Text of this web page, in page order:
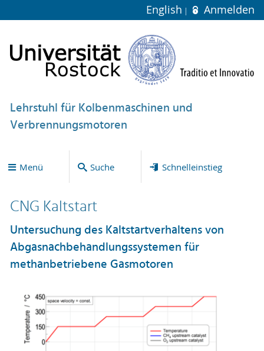
English Anmelden
Lehrstuhl für Kolbenmaschinen und
Verbrennungsmotoren
Menü Suche Schnelleinstieg
CNG Kaltstart
Untersuchung des Kaltstartverhaltens von
Abgasnachbehandlungssystemen für
methanbetriebene Gasmotoren